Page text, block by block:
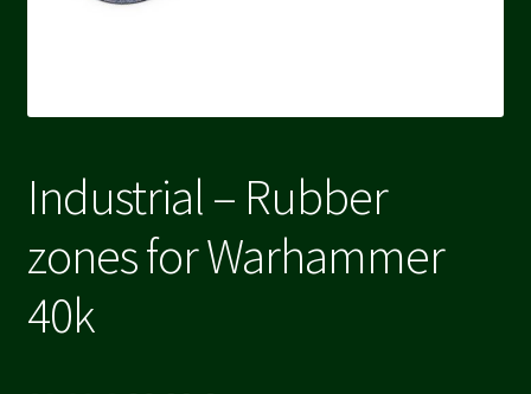
Industrial – Rubber
zones for Warhammer
40k